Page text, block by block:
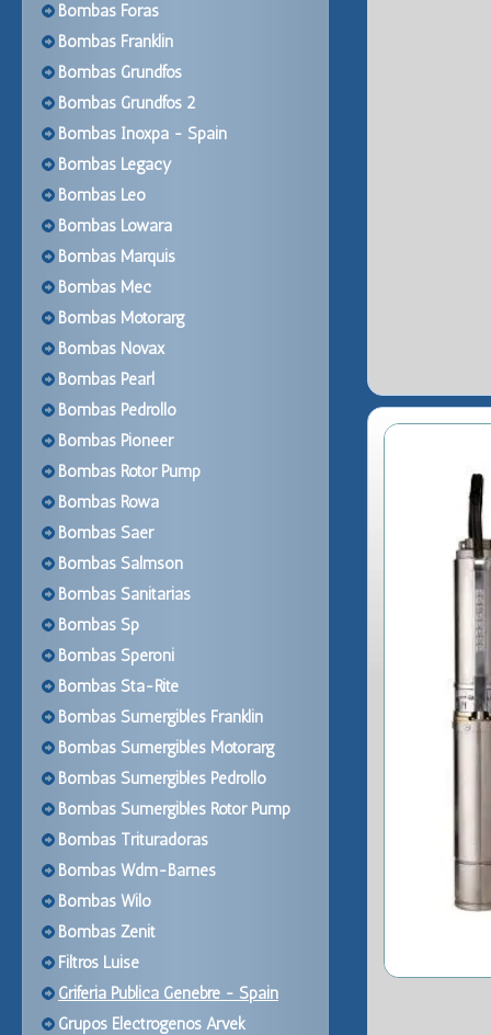
Bombas Foras
Bombas Franklin
Bombas Grundfos
Bombas Grundfos 2
Bombas Inoxpa - Spain
Bombas Legacy
Bombas Leo
Bombas Lowara
Bombas Marquis
Bombas Mec
Bombas Motorarg
Bombas Novax
Bombas Pearl
Bombas Pedrollo
Bombas Pioneer
Bombas Rotor Pump
Bombas Rowa
Bombas Saer
Bombas Salmson
Bombas Sanitarias
Bombas Sp
Bombas Speroni
Bombas Sta-Rite
Bombas Sumergibles Franklin
Bombas Sumergibles Motorarg
Bombas Sumergibles Pedrollo
Bombas Sumergibles Rotor Pump
Bombas Trituradoras
Bombas Wdm-Barnes
Bombas Wilo
Bombas Zenit
Filtros Luise
Griferia Publica Genebre - Spain
Grupos Electrogenos Arvek